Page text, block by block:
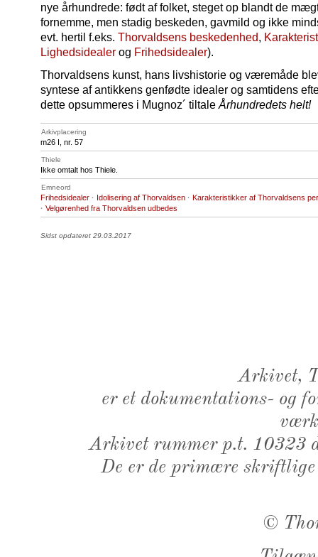
nye århundrede: født af folket, steget op blandt de
fornemme, men stadig beskeden, gavmild og ikke
evt. hertil f.eks. Thorvaldsens beskedenhed,
Lighedsidealer og Frihedsidealer).
Thorvaldsens kunst, hans livshistorie og væremåde
syntese af antikkens genfødte idealer og samtidens
dette opsummeres i Mugnoz´ tiltale Århundredets helt!
Arkivplacering
m26 I, nr. 57
Thiele
Ikke omtalt hos Thiele.
Emneord
Frihedsidealer · Idolisering af Thorvaldsen · Karakteristikker af Thorvaldsens
· Velgørenhed fra Thorvaldsen udbedes
Sidst opdateret 29.03.2017
Arkivet,
er et dokumentations- og
Arkivet rummer p.t. 10323
De er de primære
©